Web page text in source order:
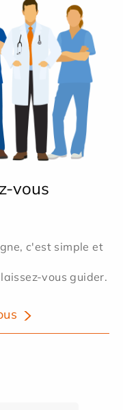
vous
c'est simple et
vous guider.